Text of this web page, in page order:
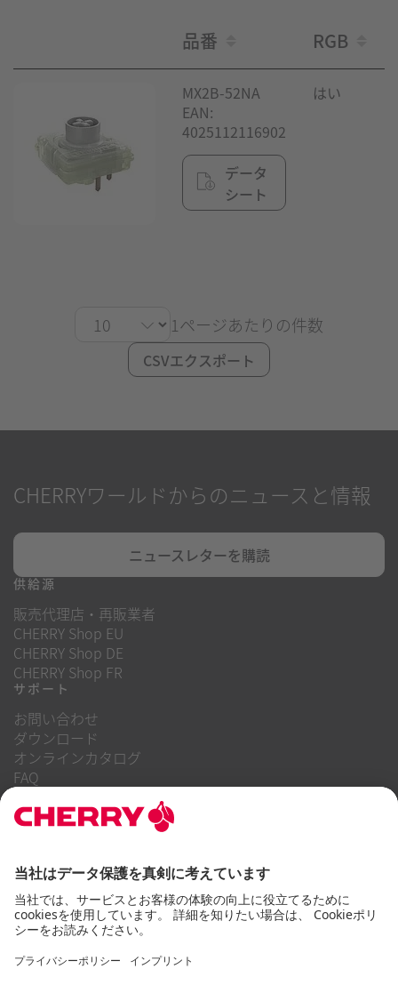
品番 RGB
MX2B-52NA
EAN:
4025112116902
データ
シート
はい
1ページあたりの件数
CSVエクスポート
CHERRYワールドからのニュースと情報
ニュースレターを購読
供給源
販売代理店・再販業者
CHERRY Shop EU
CHERRY Shop DE
CHERRY Shop FR
サポート
お問い合わせ
ダウンロード
オンラインカタログ
FAQ
当社について
キャリア
内部告発制度
企業行動規範